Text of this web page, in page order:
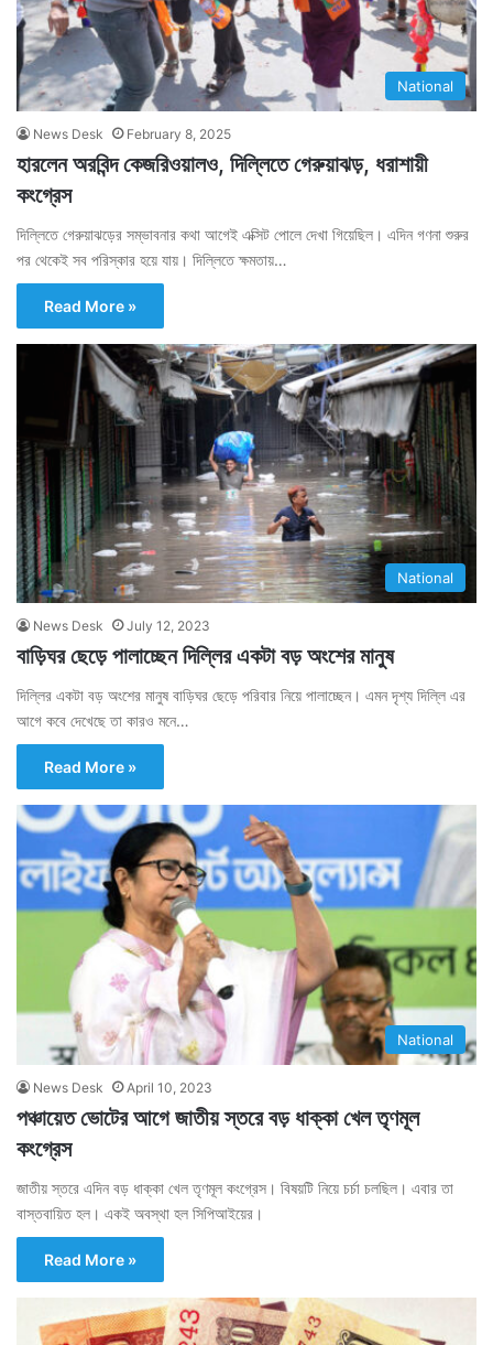
National
News Desk February 8, 2025
হারলেন অরবিন্দ কেজরিওয়ালও, দিল্লিতে গেরুয়াঝড়, ধরাশায়ী
কংগ্রেস
দিল্লিতে গেরুয়াঝড়ের সম্ভাবনার কথা আগেই এক্সিট পোলে দেখা গিয়েছিল। এদিন গণনা শুরুর
পর থেকেই সব পরিস্কার হয়ে যায়। দিল্লিতে ক্ষমতায়…
Read More »
National
News Desk July 12, 2023
বাড়িঘর ছেড়ে পালাচ্ছেন দিল্লির একটা বড় অংশের মানুষ
দিল্লির একটা বড় অংশের মানুষ বাড়িঘর ছেড়ে পরিবার নিয়ে পালাচ্ছেন। এমন দৃশ্য দিল্লি এর
আগে কবে দেখেছে তা কারও মনে…
Read More »
National
News Desk April 10, 2023
পঞ্চায়েত ভোটের আগে জাতীয় স্তরে বড় ধাক্কা খেল তৃণমূল
কংগ্রেস
জাতীয় স্তরে এদিন বড় ধাক্কা খেল তৃণমূল কংগ্রেস। বিষয়টি নিয়ে চর্চা চলছিল। এবার তা
বাস্তবায়িত হল। একই অবস্থা হল সিপিআইয়ের।
Read More »